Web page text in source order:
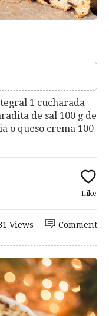
1 cucharada
de sal 100 g de
o queso crema 100
Like
Comment
Views